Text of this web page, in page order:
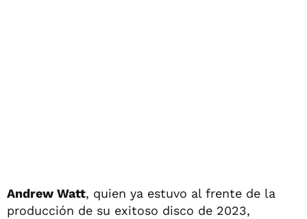
Andrew Watt, quien ya estuvo al frente de la
producción de su exitoso disco de 2023,